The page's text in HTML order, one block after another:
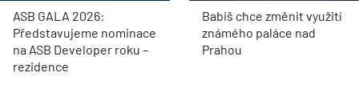
ASB GALA 2026:
Představujeme nominace
na ASB Developer roku –
rezidence
Babiš chce změnit využití
známého paláce nad
Prahou